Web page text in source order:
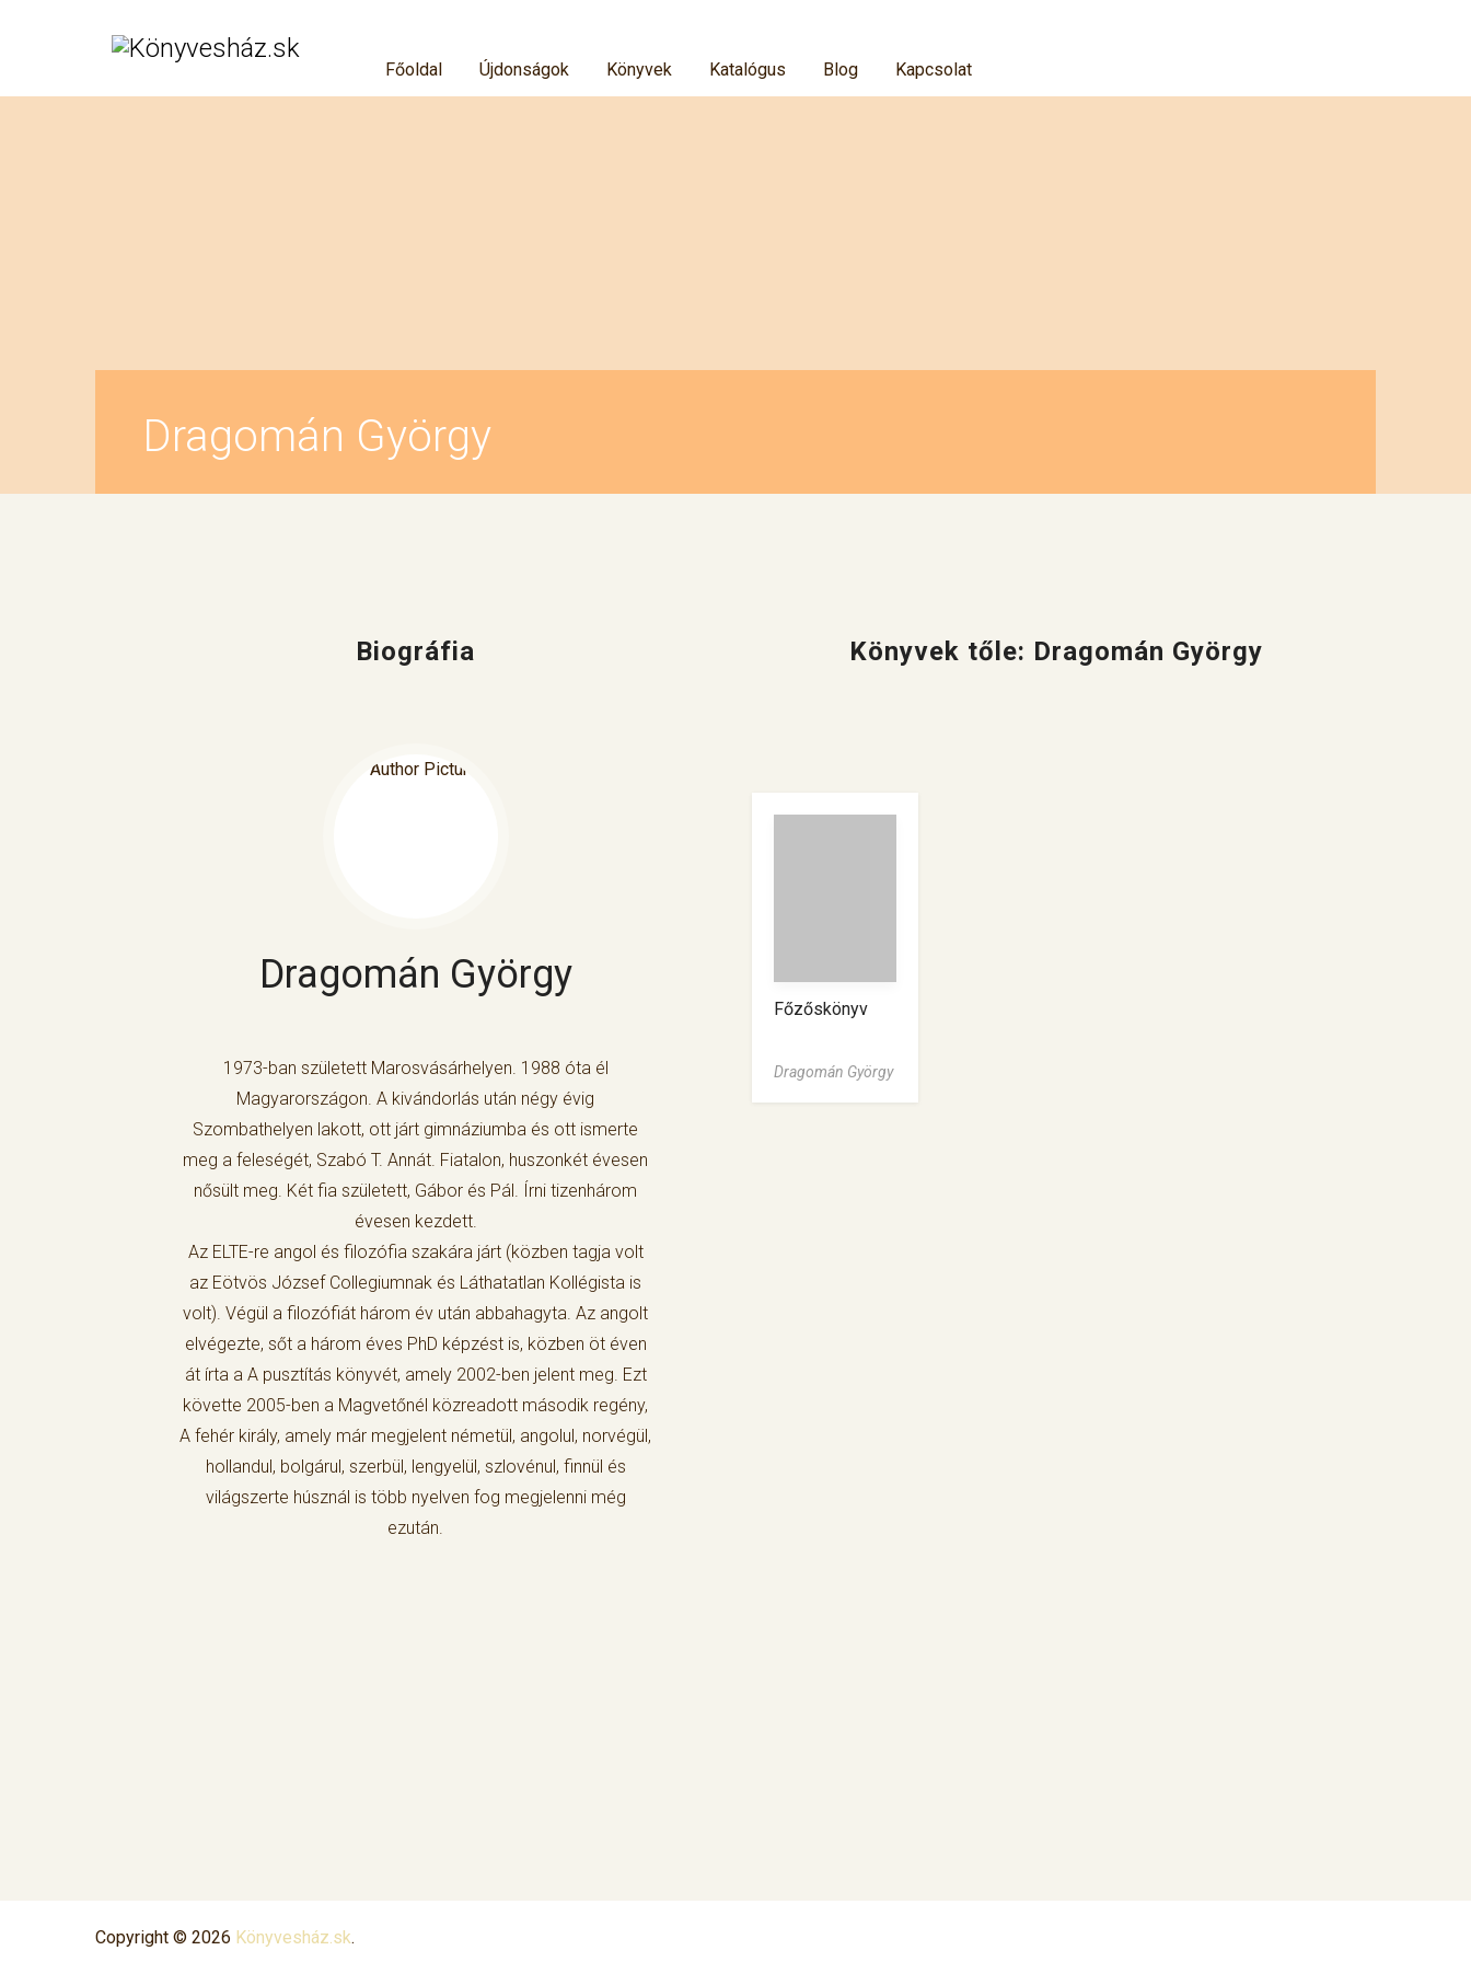
Főoldal Újdonságok Könyvek Katalógus Blog Kapcsolat
Dragomán György
Biográfia
Dragomán György
1973-ban született Marosvásárhelyen. 1988 óta él
Magyarországon. A kivándorlás után négy évig
Szombathelyen lakott, ott járt gimnáziumba és ott ismerte
meg a feleségét, Szabó T. Annát. Fiatalon, huszonkét évesen
nősült meg. Két fia született, Gábor és Pál. Írni tizenhárom
évesen kezdett.
Az ELTE-re angol és filozófia szakára járt (közben tagja volt
az Eötvös József Collegiumnak és Láthatatlan Kollégista is
volt). Végül a filozófiát három év után abbahagyta. Az angolt
elvégezte, sőt a három éves PhD képzést is, közben öt éven
át írta a A pusztítás könyvét, amely 2002-ben jelent meg. Ezt
követte 2005-ben a Magvetőnél közreadott második regény,
A fehér király, amely már megjelent németül, angolul, norvégül,
hollandul, bolgárul, szerbül, lengyelül, szlovénul, finnül és
világszerte húsznál is több nyelven fog megjelenni még
ezután.
Könyvek tőle: Dragomán György
Főzőskönyv
Dragomán György
Copyright © 2026 Könyvesház.sk.